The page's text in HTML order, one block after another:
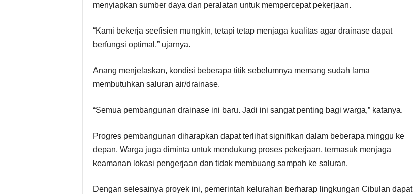
menyiapkan sumber daya dan peralatan untuk mempercepat pekerjaan.
“Kami bekerja seefisien mungkin, tetapi tetap menjaga kualitas agar drainase dapat
berfungsi optimal,” ujarnya.
Anang menjelaskan, kondisi beberapa titik sebelumnya memang sudah lama
membutuhkan saluran air/drainase.
“Semua pembangunan drainase ini baru. Jadi ini sangat penting bagi warga,” katanya.
Progres pembangunan diharapkan dapat terlihat signifikan dalam beberapa minggu ke
depan. Warga juga diminta untuk mendukung proses pekerjaan, termasuk menjaga
keamanan lokasi pengerjaan dan tidak membuang sampah ke saluran.
Dengan selesainya proyek ini, pemerintah kelurahan berharap lingkungan Cibulan dapat